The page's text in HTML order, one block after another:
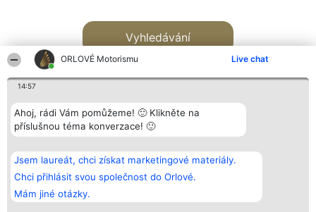
ORLOVÉ Motorismu Live chat
14:57
Ahoj, rádi Vám pomůžeme! 🙂 Klikněte na
příslušnou téma konverzace! 🙂
Jsem laureát, chci získat marketingové materiály.
Chci přihlásit svou společnost do Orlové.
Mám jiné otázky.
Vyhledávání
Bright Side Solutions sp. z o.
o. sp. k.
ul. Ruska 22
Wrocław 50-079
KRS 0000749100 | Regon
381313360 | NIP 8943132676
Vítězové
Seznam všech
laureátů
Zásady
Zásady
Kontakt